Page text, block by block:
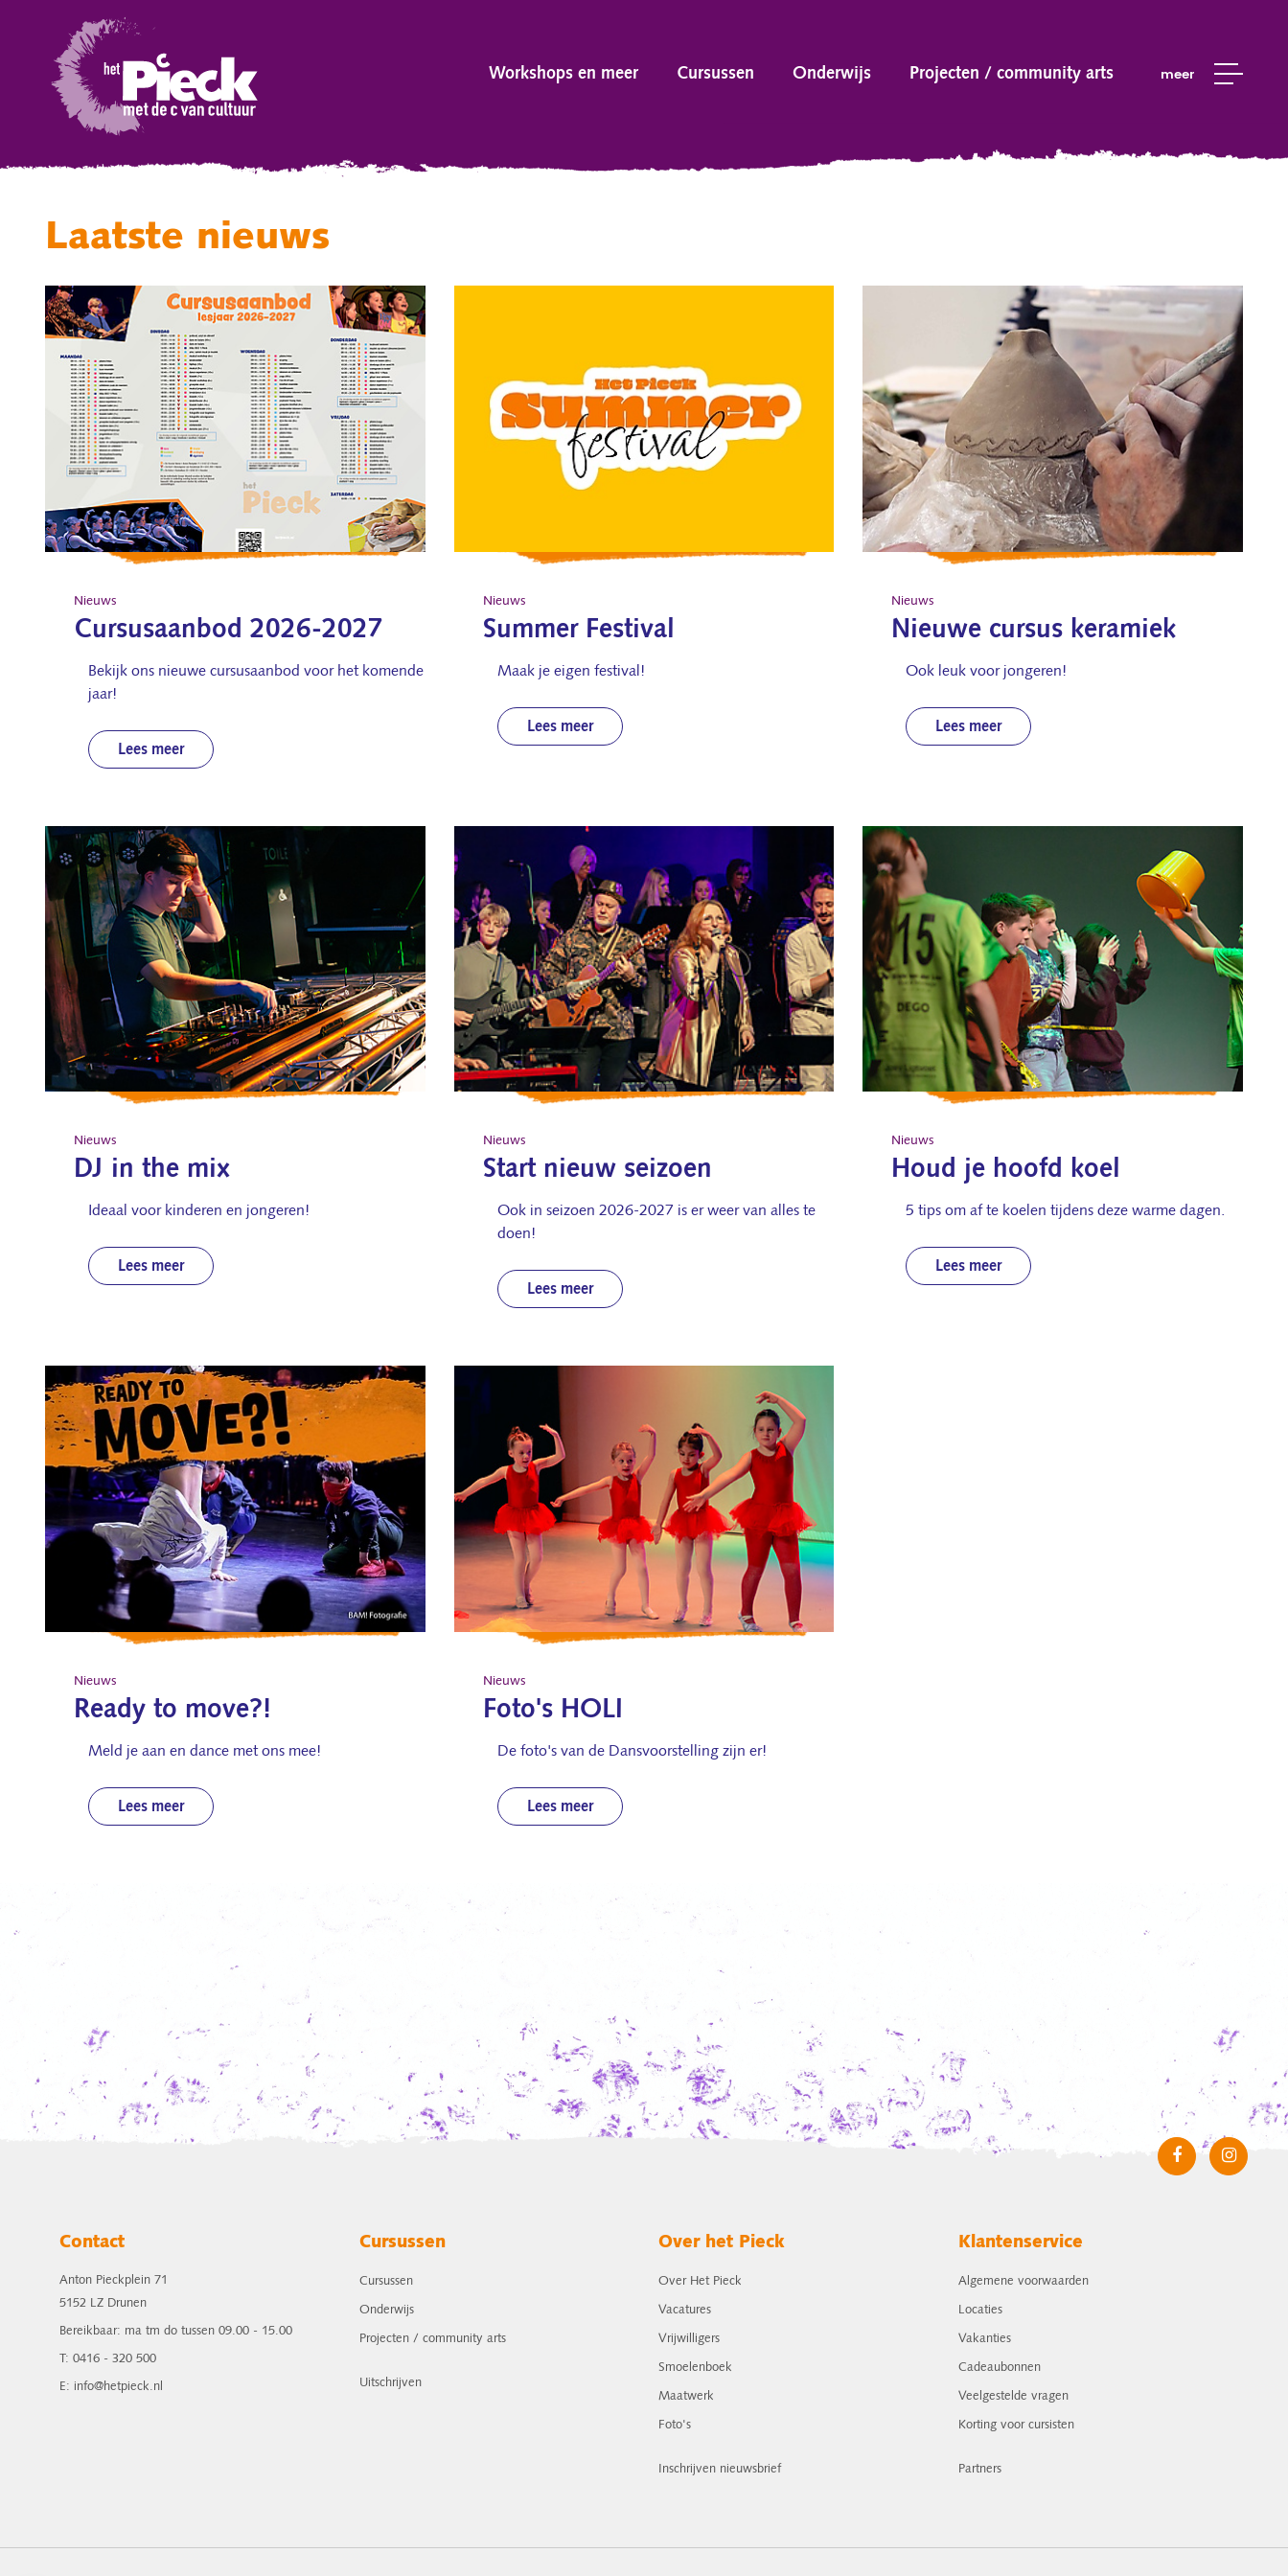
Workshops en meer Cursussen Onderwijs Projecten / community arts meer
Laatste nieuws
Nieuws
Cursusaanbod 2026-2027
Bekijk ons nieuwe cursusaanbod voor het komende
jaar!
Lees meer
Nieuws
Summer Festival
Maak je eigen festival!
Lees meer
Nieuws
Nieuwe cursus keramiek
Ook leuk voor jongeren!
Lees meer
Nieuws
DJ in the mix
Ideaal voor kinderen en jongeren!
Lees meer
Nieuws
Start nieuw seizoen
Ook in seizoen 2026-2027 is er weer van alles te
doen!
Lees meer
Nieuws
Houd je hoofd koel
5 tips om af te koelen tijdens deze warme dagen.
Lees meer
Nieuws
Ready to move?!
Meld je aan en dance met ons mee!
Lees meer
Nieuws
Foto's HOLI
De foto's van de Dansvoorstelling zijn er!
Lees meer
Contact
Anton Pieckplein 71
5152 LZ Drunen
Bereikbaar: ma tm do tussen 09.00 - 15.00
T: 0416 - 320 500
E: info@hetpieck.nl
Cursussen
Cursussen
Onderwijs
Projecten / community arts
Uitschrijven
Over het Pieck
Over Het Pieck
Vacatures
Vrijwilligers
Smoelenboek
Maatwerk
Foto's
Inschrijven nieuwsbrief
Klantenservice
Algemene voorwaarden
Locaties
Vakanties
Cadeaubonnen
Veelgestelde vragen
Korting voor cursisten
Partners